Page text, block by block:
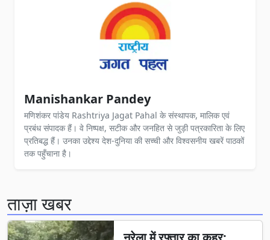
Manishankar Pandey
मणिशंकर पांडेय Rashtriya Jagat Pahal के संस्थापक, मालिक एवं
प्रबंध संपादक हैं। वे निष्पक्ष, सटीक और जनहित से जुड़ी पत्रकारिता के लिए
प्रतिबद्ध हैं। उनका उद्देश्य देश-दुनिया की सच्ची और विश्वसनीय खबरें पाठकों
तक पहुँचाना है।
ताज़ा खबर